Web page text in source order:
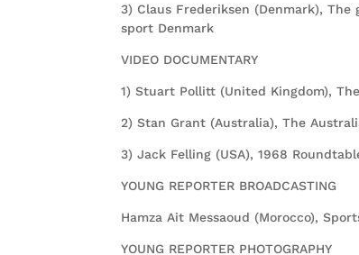
3) Claus Frederiksen (Denmark),
sport Denmark
VIDEO DOCUMENTARY
1) Stuart Pollitt (United Kingdom),
2) Stan Grant (Australia), The
3) Jack Felling (USA), 1968
YOUNG REPORTER BROADCASTING
Hamza Ait Messaoud (Morocco),
YOUNG REPORTER PHOTOGRAPHY